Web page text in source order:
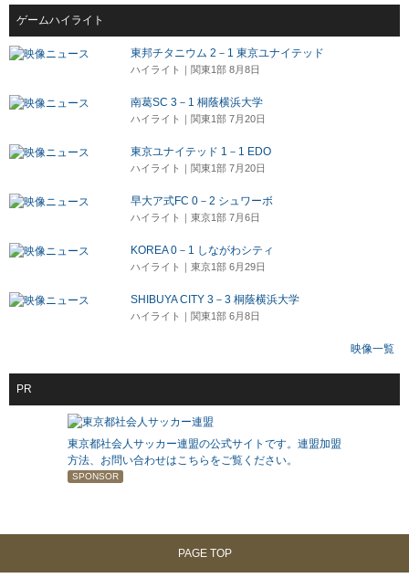
ゲームハイライト
東邦チタニウム 2－1 東京ユナイテッド
ハイライト｜関東1部 8月8日
南葛SC 3－1 桐蔭横浜大学
ハイライト｜関東1部 7月20日
東京ユナイテッド 1－1 EDO
ハイライト｜関東1部 7月20日
早大ア式FC 0－2 シュワーボ
ハイライト｜東京1部 7月6日
KOREA 0－1 しながわシティ
ハイライト｜東京1部 6月29日
SHIBUYA CITY 3－3 桐蔭横浜大学
ハイライト｜関東1部 6月8日
映像一覧
PR
東京都社会人サッカー連盟の公式サイトです。連盟加盟
方法、お問い合わせはこちらをご覧ください。
SPONSOR
PAGE TOP